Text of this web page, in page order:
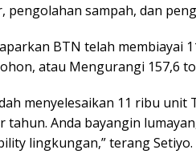
pengolahan sampah, dan
BTN telah membiayai
atau Mengurangi 157,6
menyelesaikan 11 ribu
tahun. Anda bayangin
lingkungan,” terang Setiyo.